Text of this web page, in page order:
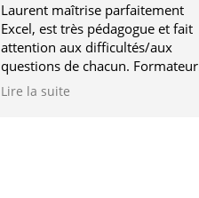
Laurent maîtrise parfaitement
Excel, est très pédagogue et fait
attention aux difficultés/aux
questions de chacun. Formateur
de surcroit empathique et
Lire la suite